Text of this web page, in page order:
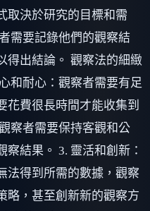
取決於研究的目標和需
需要記錄他們的觀察結
得出結論。 觀察法的細緻
和耐心：觀察者需要有足
花費很長時間才能收集到
察者需要保持客觀和公
結果。 3. 靈活和創新：
法得到所需的數據，觀察
略，甚至創新新的觀察方